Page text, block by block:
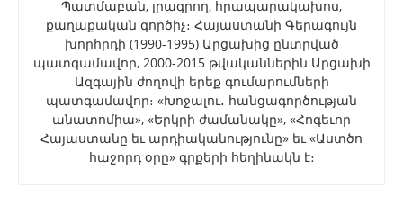
Պատմաբան, լրագրող, հրապարակախոս,
քաղաքական գործիչ։ Հայաստանի Գերագույն
խորհրդի (1990-1995) Արցախից ընտրված
պատգամավոր, 2000-2015 թվականներին Արցախի
Ազգային ժողովի երեք գումարումների
պատգամավոր։ «Խոջալու․ հանցագործության
անատոմիա», «Երկրի ժամանակը», «Հոգեւոր
Հայաստանը եւ արդիականությունը» եւ «Աստծո
հաջորդ օրը» գրքերի հեղինակն է։